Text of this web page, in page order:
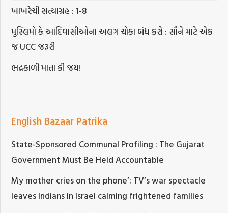
ખાખરેચી સત્યાગ્રહ : 1-8
મુસ્લિમો કે આદિવાસીઓના અલગ ચોકા બંધ કરો : સૌને માટે એક
જ UCC જરૂરી
ભદ્રકાળી માતા કી જય!
English Bazaar Patrika
State-Sponsored Communal Profiling : The Gujarat
Government Must Be Held Accountable
My mother cries on the phone’: TV’s war spectacle
leaves Indians in Israel calming frightened families